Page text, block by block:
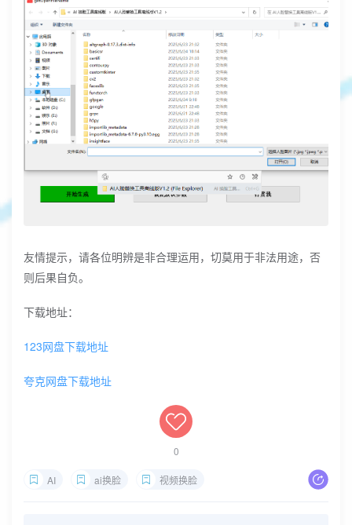
友情提示，请各位明辨是非合理运用，切莫用于非法用途，否
则后果自负。
下载地址：
123网盘下载地址
夸克网盘下载地址
0
AI ai换脸 视频换脸